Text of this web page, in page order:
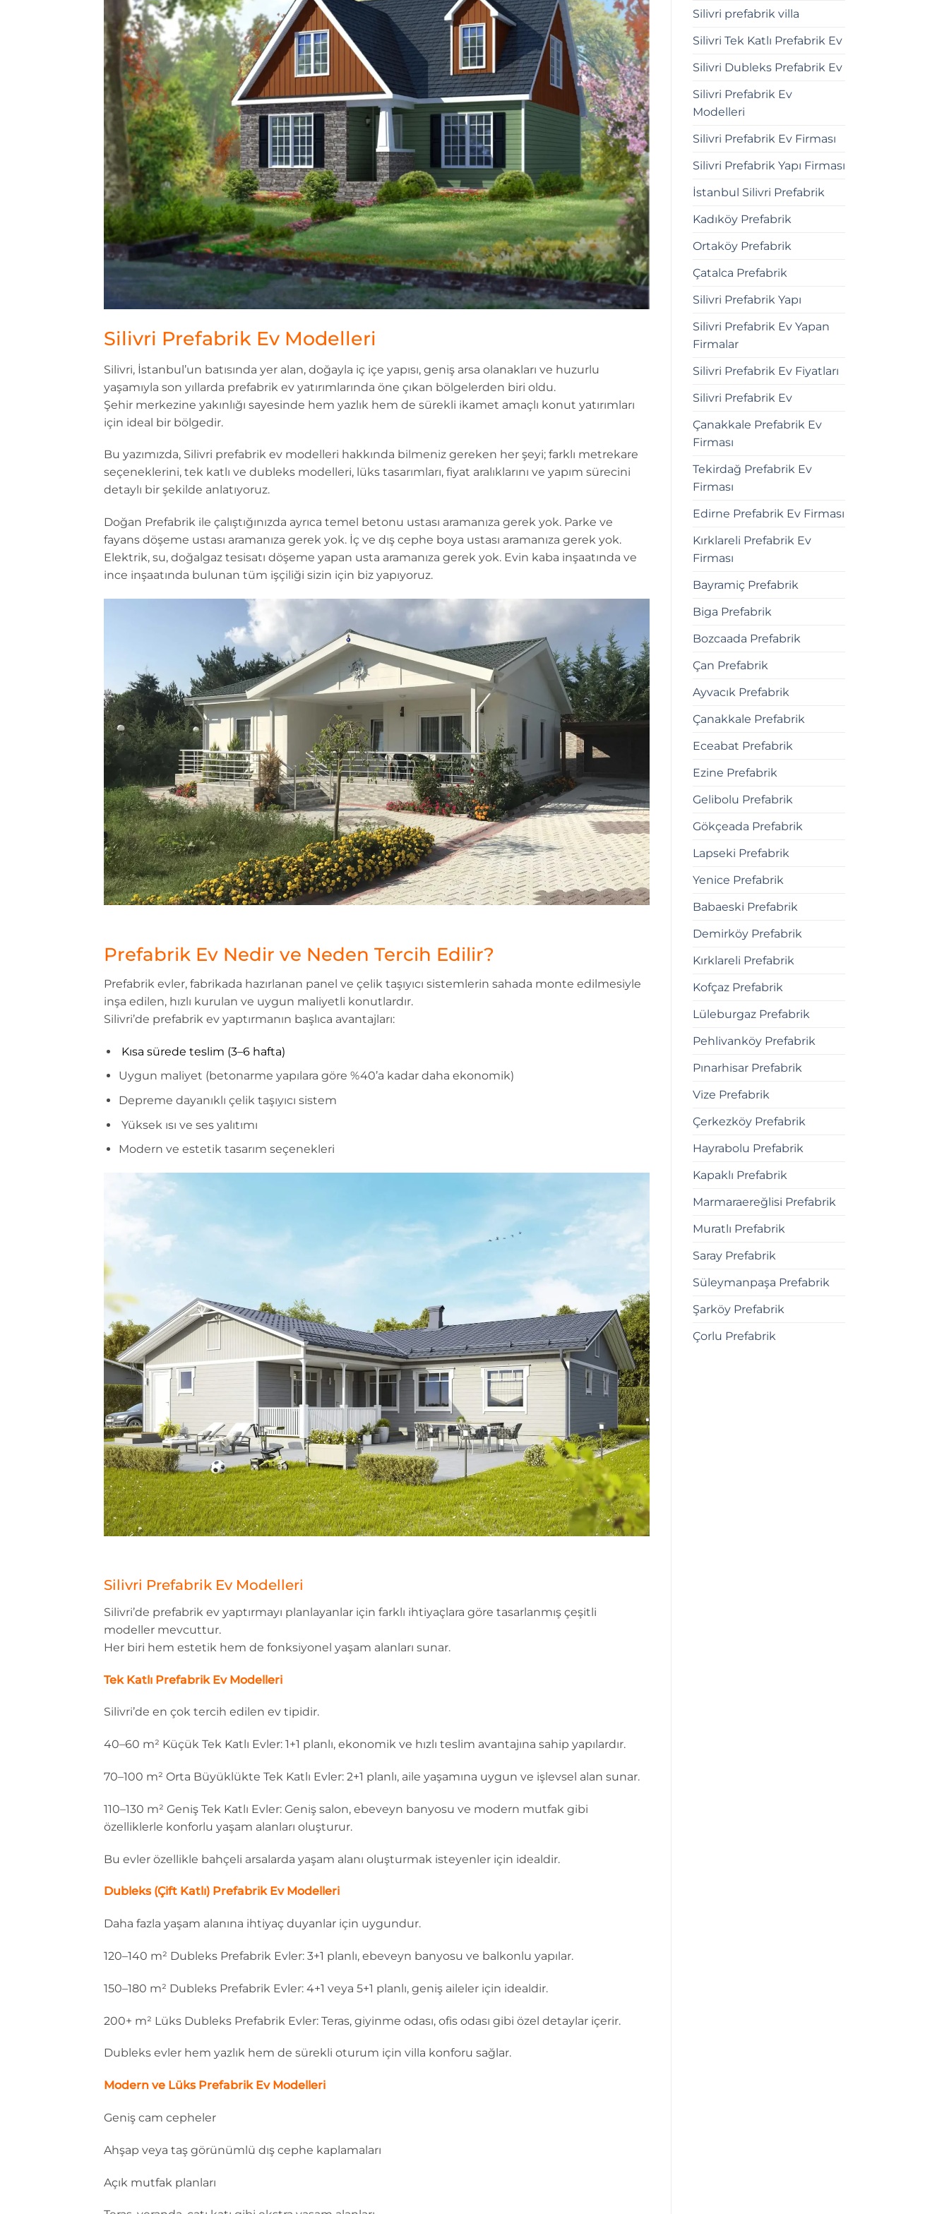
Silivri Prefabrik Ev Modelleri
Silivri, İstanbul’un batısında yer alan, doğayla iç içe yapısı, geniş arsa olanakları ve huzurlu
yaşamıyla son yıllarda prefabrik ev yatırımlarında öne çıkan bölgelerden biri oldu.
Şehir merkezine yakınlığı sayesinde hem yazlık hem de sürekli ikamet amaçlı konut yatırımları
için ideal bir bölgedir.
Bu yazımızda, Silivri prefabrik ev modelleri hakkında bilmeniz gereken her şeyi; farklı metrekare
seçeneklerini, tek katlı ve dubleks modelleri, lüks tasarımları, fiyat aralıklarını ve yapım sürecini
detaylı bir şekilde anlatıyoruz.
Doğan Prefabrik ile çalıştığınızda ayrıca temel betonu ustası aramanıza gerek yok. Parke ve
fayans döşeme ustası aramanıza gerek yok. İç ve dış cephe boya ustası aramanıza gerek yok.
Elektrik, su, doğalgaz tesisatı döşeme yapan usta aramanıza gerek yok. Evin kaba inşaatında ve
ince inşaatında bulunan tüm işçiliği sizin için biz yapıyoruz.
Prefabrik Ev Nedir ve Neden Tercih Edilir?
Prefabrik evler, fabrikada hazırlanan panel ve çelik taşıyıcı sistemlerin sahada monte edilmesiyle
inşa edilen, hızlı kurulan ve uygun maliyetli konutlardır.
Silivri’de prefabrik ev yaptırmanın başlıca avantajları:
️ Kısa sürede teslim (3–6 hafta)
Uygun maliyet (betonarme yapılara göre %40’a kadar daha ekonomik)
Depreme dayanıklı çelik taşıyıcı sistem
️ Yüksek ısı ve ses yalıtımı
Modern ve estetik tasarım seçenekleri
Silivri Prefabrik Ev Modelleri
Silivri’de prefabrik ev yaptırmayı planlayanlar için farklı ihtiyaçlara göre tasarlanmış çeşitli
modeller mevcuttur.
Her biri hem estetik hem de fonksiyonel yaşam alanları sunar.
Tek Katlı Prefabrik Ev Modelleri
Silivri’de en çok tercih edilen ev tipidir.
40–60 m² Küçük Tek Katlı Evler: 1+1 planlı, ekonomik ve hızlı teslim avantajına sahip yapılardır.
70–100 m² Orta Büyüklükte Tek Katlı Evler: 2+1 planlı, aile yaşamına uygun ve işlevsel alan sunar.
110–130 m² Geniş Tek Katlı Evler: Geniş salon, ebeveyn banyosu ve modern mutfak gibi
özelliklerle konforlu yaşam alanları oluşturur.
Bu evler özellikle bahçeli arsalarda yaşam alanı oluşturmak isteyenler için idealdir.
Dubleks (Çift Katlı) Prefabrik Ev Modelleri
Daha fazla yaşam alanına ihtiyaç duyanlar için uygundur.
120–140 m² Dubleks Prefabrik Evler: 3+1 planlı, ebeveyn banyosu ve balkonlu yapılar.
150–180 m² Dubleks Prefabrik Evler: 4+1 veya 5+1 planlı, geniş aileler için idealdir.
200+ m² Lüks Dubleks Prefabrik Evler: Teras, giyinme odası, ofis odası gibi özel detaylar içerir.
Dubleks evler hem yazlık hem de sürekli oturum için villa konforu sağlar.
Modern ve Lüks Prefabrik Ev Modelleri
Geniş cam cepheler
Ahşap veya taş görünümlü dış cephe kaplamaları
Açık mutfak planları
Silivri prefabrik villa
Silivri Tek Katlı Prefabrik Ev
Silivri Dubleks Prefabrik Ev
Silivri Prefabrik Ev
Modelleri
Silivri Prefabrik Ev Firması
Silivri Prefabrik Yapı Firması
İstanbul Silivri Prefabrik
Kadıköy Prefabrik
Ortaköy Prefabrik
Çatalca Prefabrik
Silivri Prefabrik Yapı
Silivri Prefabrik Ev Yapan
Firmalar
Silivri Prefabrik Ev Fiyatları
Silivri Prefabrik Ev
Çanakkale Prefabrik Ev
Firması
Tekirdağ Prefabrik Ev
Firması
Edirne Prefabrik Ev Firması
Kırklareli Prefabrik Ev
Firması
Bayramiç Prefabrik
Biga Prefabrik
Bozcaada Prefabrik
Çan Prefabrik
Ayvacık Prefabrik
Çanakkale Prefabrik
Eceabat Prefabrik
Ezine Prefabrik
Gelibolu Prefabrik
Gökçeada Prefabrik
Lapseki Prefabrik
Yenice Prefabrik
Babaeski Prefabrik
Demirköy Prefabrik
Kırklareli Prefabrik
Kofçaz Prefabrik
Lüleburgaz Prefabrik
Pehlivanköy Prefabrik
Pınarhisar Prefabrik
Vize Prefabrik
Çerkezköy Prefabrik
Hayrabolu Prefabrik
Kapaklı Prefabrik
Marmaraereğlisi Prefabrik
Muratlı Prefabrik
Saray Prefabrik
Süleymanpaşa Prefabrik
Şarköy Prefabrik
Çorlu Prefabrik